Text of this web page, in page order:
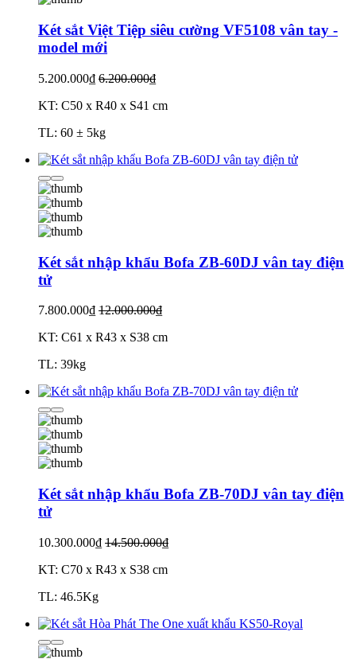
Két sắt Việt Tiệp siêu cường VF5108 vân tay -
model mới
5.200.000₫ 6.200.000₫
KT: C50 x R40 x S41 cm
TL: 60 ± 5kg
Két sắt nhập khẩu Bofa ZB-60DJ vân tay điện
tử
7.800.000₫ 12.000.000₫
KT: C61 x R43 x S38 cm
TL: 39kg
Két sắt nhập khẩu Bofa ZB-70DJ vân tay điện
tử
10.300.000₫ 14.500.000₫
KT: C70 x R43 x S38 cm
TL: 46.5Kg